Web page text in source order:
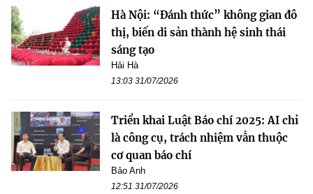
Hà Nội: “Đánh thức” không gian đô
thị, biến di sản thành hệ sinh thái
sáng tạo
Hải Hà
13:03 31/07/2026
Triển khai Luật Báo chí 2025: AI chỉ
là công cụ, trách nhiệm vẫn thuộc
cơ quan báo chí
Bảo Anh
12:51 31/07/2026